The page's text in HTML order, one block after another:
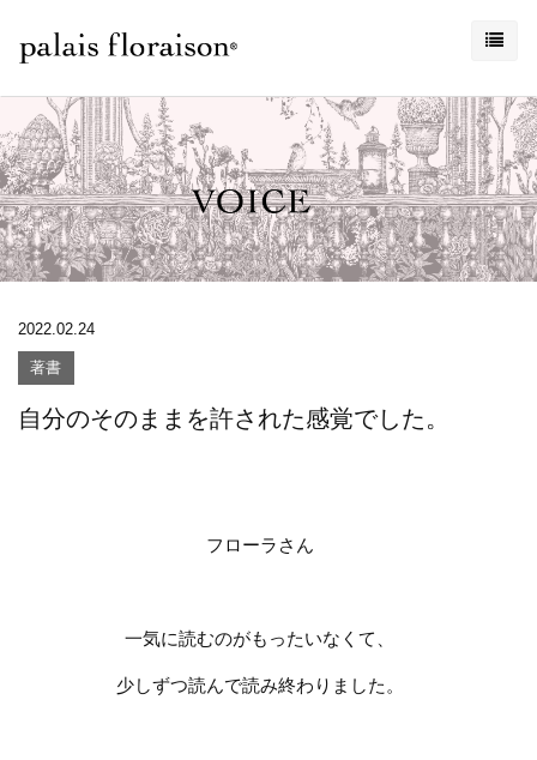
2022.02.24
著書
自分のそのままを許された感覚でした。
フローラさん
一気に読むのがもったいなくて、
少しずつ読んで読み終わりました。